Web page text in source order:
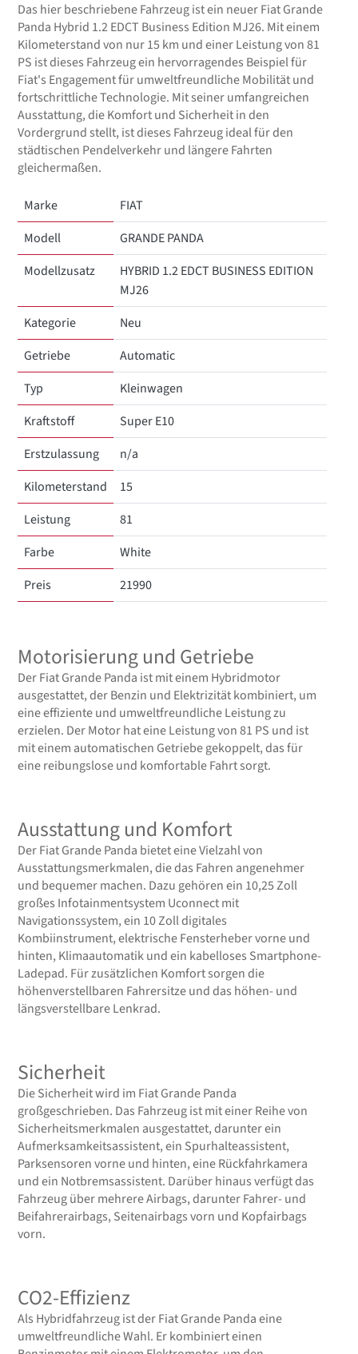
Das hier beschriebene Fahrzeug ist ein neuer Fiat Grande
Panda Hybrid 1.2 EDCT Business Edition MJ26. Mit einem
Kilometerstand von nur 15 km und einer Leistung von 81
PS ist dieses Fahrzeug ein hervorragendes Beispiel für
Fiat's Engagement für umweltfreundliche Mobilität und
fortschrittliche Technologie. Mit seiner umfangreichen
Ausstattung, die Komfort und Sicherheit in den
Vordergrund stellt, ist dieses Fahrzeug ideal für den
städtischen Pendelverkehr und längere Fahrten
gleichermaßen.
Marke
FIAT
Modell
GRANDE PANDA
Modellzusatz
HYBRID 1.2 EDCT BUSINESS EDITION
MJ26
Kategorie
Neu
Getriebe
Automatic
Typ
Kleinwagen
Kraftstoff
Super E10
Erstzulassung
n/a
Kilometerstand
15
Leistung
81
Farbe
White
Preis
21990
Motorisierung und Getriebe
Der Fiat Grande Panda ist mit einem Hybridmotor
ausgestattet, der Benzin und Elektrizität kombiniert, um
eine effiziente und umweltfreundliche Leistung zu
erzielen. Der Motor hat eine Leistung von 81 PS und ist
mit einem automatischen Getriebe gekoppelt, das für
eine reibungslose und komfortable Fahrt sorgt.
Ausstattung und Komfort
Der Fiat Grande Panda bietet eine Vielzahl von
Ausstattungsmerkmalen, die das Fahren angenehmer
und bequemer machen. Dazu gehören ein 10,25 Zoll
großes Infotainmentsystem Uconnect mit
Navigationssystem, ein 10 Zoll digitales
Kombiinstrument, elektrische Fensterheber vorne und
hinten, Klimaautomatik und ein kabelloses Smartphone-
Ladepad. Für zusätzlichen Komfort sorgen die
höhenverstellbaren Fahrersitze und das höhen- und
längsverstellbare Lenkrad.
Sicherheit
Die Sicherheit wird im Fiat Grande Panda
großgeschrieben. Das Fahrzeug ist mit einer Reihe von
Sicherheitsmerkmalen ausgestattet, darunter ein
Aufmerksamkeitsassistent, ein Spurhalteassistent,
Parksensoren vorne und hinten, eine Rückfahrkamera
und ein Notbremsassistent. Darüber hinaus verfügt das
Fahrzeug über mehrere Airbags, darunter Fahrer- und
Beifahrerairbags, Seitenairbags vorn und Kopfairbags
vorn.
CO2-Effizienz
Als Hybridfahrzeug ist der Fiat Grande Panda eine
umweltfreundliche Wahl. Er kombiniert einen